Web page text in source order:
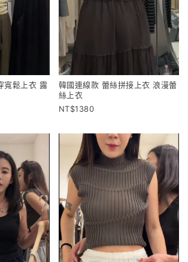
寬鬆上衣 露
韓國連線款 蕾絲拼接上衣 浪漫蕾
絲上衣
1380